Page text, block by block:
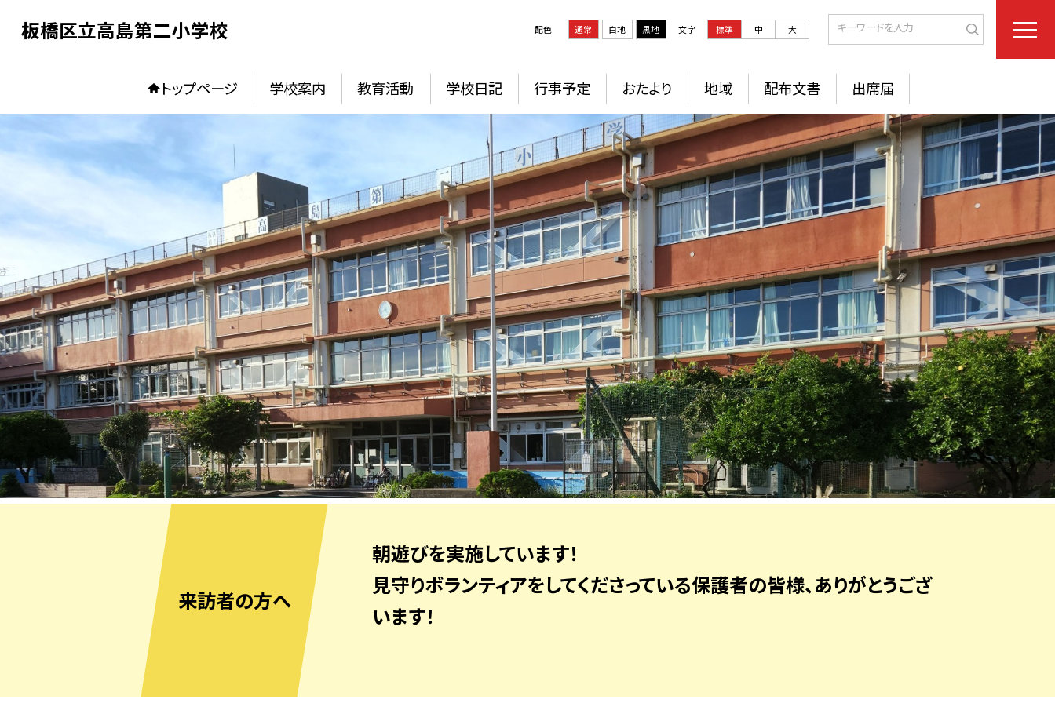
板橋区立高島第二小学校 配色 通常 白地 黒地 文字 標準 中 大
トップページ 学校案内 教育活動 学校日記 行事予定 おたより 地域 配布文書 出席届
来訪者の方へ
朝遊びを実施しています！
見守りボランティアをしてくださっている保護者の皆様、ありがとうござ
います！